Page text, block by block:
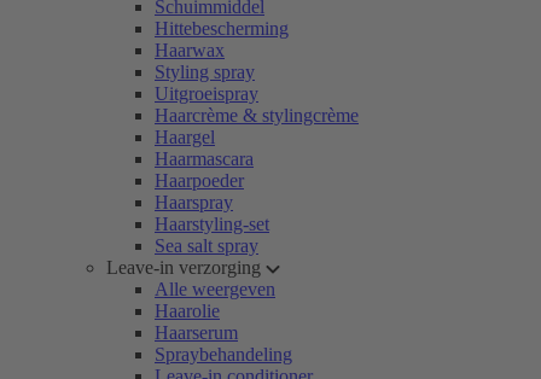
Schuimmiddel
Hittebescherming
Haarwax
Styling spray
Uitgroeispray
Haarcrème & stylingcrème
Haargel
Haarmascara
Haarpoeder
Haarspray
Haarstyling-set
Sea salt spray
Leave-in verzorging
Alle weergeven
Haarolie
Haarserum
Spraybehandeling